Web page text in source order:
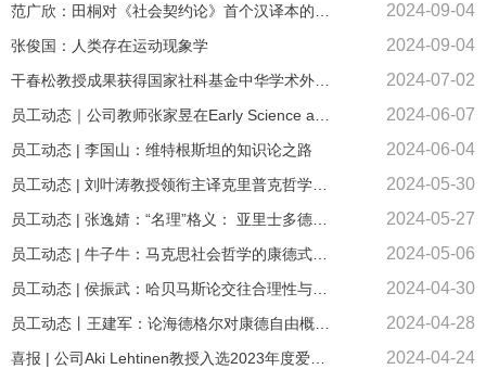
2024-09-04
张俊国：人类存在运动现象学 2024-09-04
2024-07-02
2024-06-07
员工动态 | 李国山：维特根斯坦的知识论之路 2024-06-04
2024-05-30
2024-05-27
2024-05-06
2024-04-30
2024-04-28
2024-04-24